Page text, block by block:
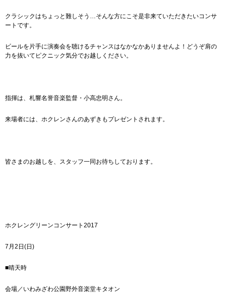
クラシックはちょっと難しそう…そんな方にこそ是非来ていただきたいコンサ
ートです。
ビールを片手に演奏会を聴けるチャンスはなかなかありませんよ！どうぞ肩の
力を抜いてピクニック気分でお越しください。
指揮は、札響名誉音楽監督・小高忠明さん。
来場者には、ホクレンさんのあずきもプレゼントされます。
皆さまのお越しを、スタッフ一同お待ちしております。
ホクレングリーンコンサート2017
7月2日(日)
■晴天時
会場／いわみざわ公園野外音楽堂キタオン